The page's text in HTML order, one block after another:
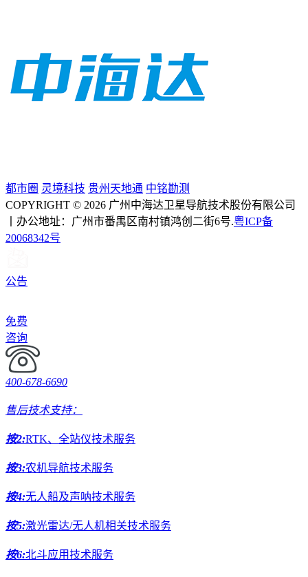
都市圈 灵境科技 贵州天地通 中铭勘测
COPYRIGHT © 2026 广州中海达卫星导航技术股份有限公司
丨办公地址：广州市番禺区南村镇鸿创二街6号.粤ICP备
20068342号
公告
免费
咨询
400-678-6690
售后技术支持：
按2:RTK、全站仪技术服务
按3:农机导航技术服务
按4:无人船及声呐技术服务
按5:激光雷达/无人机相关技术服务
按6:北斗应用技术服务